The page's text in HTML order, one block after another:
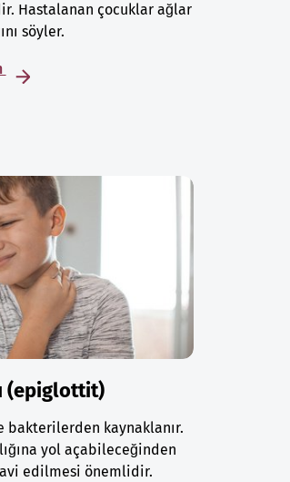
Hastalanan çocuklar ağlar
söyler.
(epiglottit)
kaynaklanır.
yol açabileceğinden
edilmesi önemlidir.